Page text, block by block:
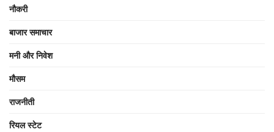
नौकरी
बाजार समाचार
मनी और निवेश
मौसम
राजनीती
रियल स्टेट